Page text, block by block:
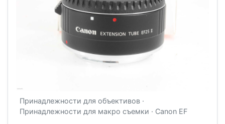
Принадлежности для объективов ·
Принадлежности для макро съемки · Canon EF